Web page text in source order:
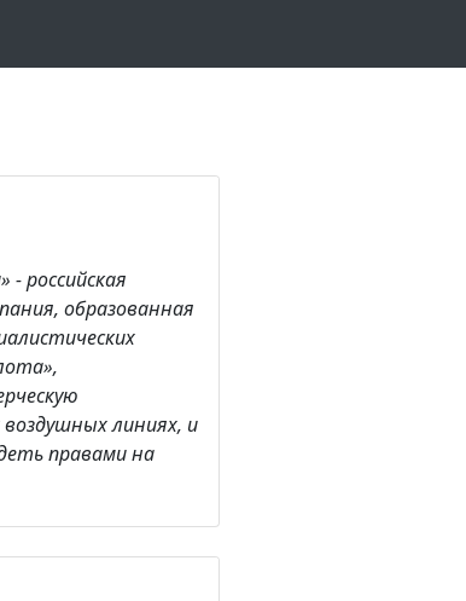
- российская
образованная
линиях, и
правами на